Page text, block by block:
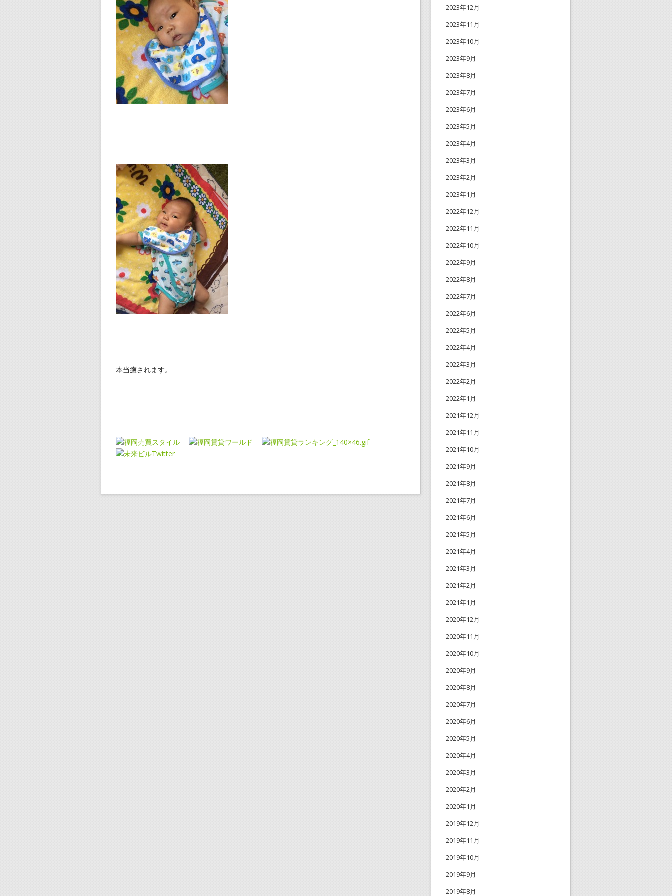
本当癒されます。
2023年12月
2023年11月
2023年10月
2023年9月
2023年8月
2023年7月
2023年6月
2023年5月
2023年4月
2023年3月
2023年2月
2023年1月
2022年12月
2022年11月
2022年10月
2022年9月
2022年8月
2022年7月
2022年6月
2022年5月
2022年4月
2022年3月
2022年2月
2022年1月
2021年12月
2021年11月
2021年10月
2021年9月
2021年8月
2021年7月
2021年6月
2021年5月
2021年4月
2021年3月
2021年2月
2021年1月
2020年12月
2020年11月
2020年10月
2020年9月
2020年8月
2020年7月
2020年6月
2020年5月
2020年4月
2020年3月
2020年2月
2020年1月
2019年12月
2019年11月
2019年10月
2019年9月
2019年8月